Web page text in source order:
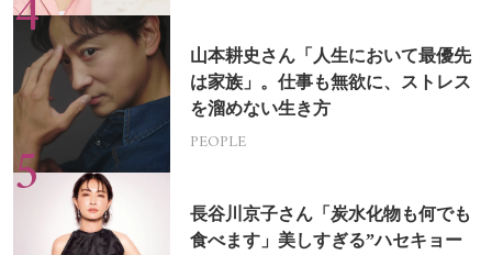
山本耕史さん「人生において最優先
は家族」。仕事も無欲に、ストレス
を溜めない生き方
PEOPLE
長谷川京子さん「炭水化物も何でも
食べます」美しすぎる”ハセキョー